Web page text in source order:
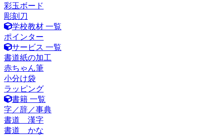
彩玉ボード
彫刻刀
学校教材 一覧
ポインター
サービス 一覧
書道紙の加工
赤ちゃん筆
小分け袋
ラッピング
書籍 一覧
字／辞／事典
書道 漢字
書道 かな